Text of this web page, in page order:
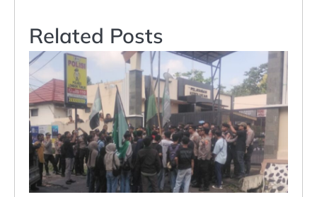
Related Posts